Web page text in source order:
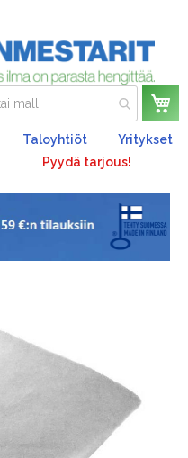
Taloyhtiöt
Yritykset
Pyydä tarjous!